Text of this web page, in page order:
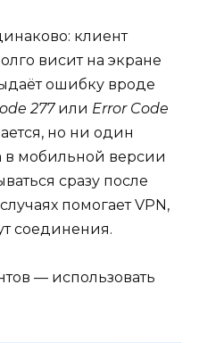
клиент
висит на экране
ошибку вроде
277или Error Code
но ни один
в мобильной версии
сразу после
помогает VPN,
соединения.
— использовать